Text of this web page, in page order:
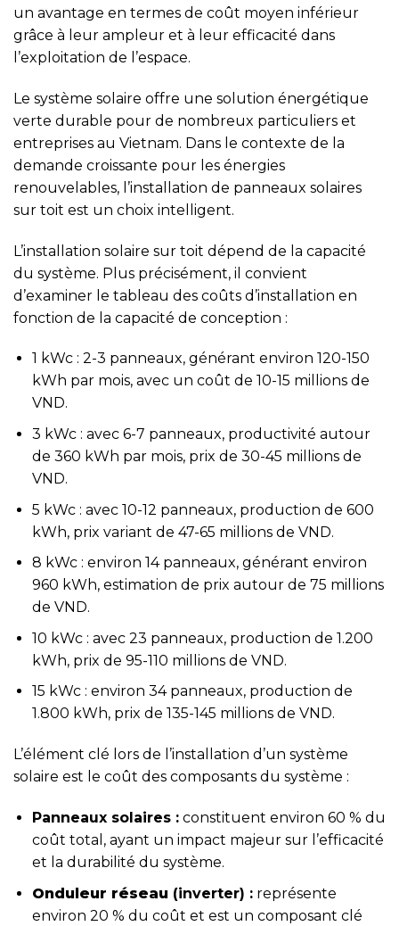
un avantage en termes de coût moyen inférieur
grâce à leur ampleur et à leur efficacité dans
l’exploitation de l’espace.
Le système solaire offre une solution énergétique
verte durable pour de nombreux particuliers et
entreprises au Vietnam. Dans le contexte de la
demande croissante pour les énergies
renouvelables, l’installation de panneaux solaires
sur toit est un choix intelligent.
L’installation solaire sur toit dépend de la capacité
du système. Plus précisément, il convient
d’examiner le tableau des coûts d’installation en
fonction de la capacité de conception :
1 kWc : 2-3 panneaux, générant environ 120-150
kWh par mois, avec un coût de 10-15 millions de
VND.
3 kWc : avec 6-7 panneaux, productivité autour
de 360 kWh par mois, prix de 30-45 millions de
VND.
5 kWc : avec 10-12 panneaux, production de 600
kWh, prix variant de 47-65 millions de VND.
8 kWc : environ 14 panneaux, générant environ
960 kWh, estimation de prix autour de 75 millions
de VND.
10 kWc : avec 23 panneaux, production de 1.200
kWh, prix de 95-110 millions de VND.
15 kWc : environ 34 panneaux, production de
1.800 kWh, prix de 135-145 millions de VND.
L’élément clé lors de l’installation d’un système
solaire est le coût des composants du système :
Panneaux solaires :constituent environ 60 % du
coût total, ayant un impact majeur sur l’efficacité
et la durabilité du système.
Onduleur réseau (inverter) :représente
environ 20 % du coût et est un composant clé